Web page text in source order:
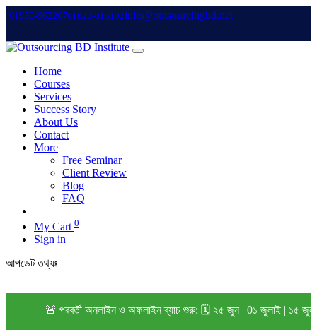
01950-96220701828-015102info@outsourcingbd.net
Home
Courses
Services
Success Story
About Us
Contact
More
Free Seminar
Client Review
Blog
FAQ
My Cart 0
Sign in
আপডেট তথ্যঃ
🚨 পরবর্তী অনলাইন ও অফলাইন ব্যাচ শুরু: 🗓️ ২৫ জুন | 0১ জুলাই | ১৫ জুলাই